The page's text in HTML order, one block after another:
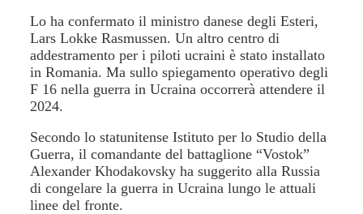
Lo ha confermato il ministro danese degli Esteri,
Lars Lokke Rasmussen. Un altro centro di
addestramento per i piloti ucraini è stato installato
in Romania. Ma sullo spiegamento operativo degli
F 16 nella guerra in Ucraina occorrerà attendere il
2024.
Secondo lo statunitense Istituto per lo Studio della
Guerra, il comandante del battaglione “Vostok”
Alexander Khodakovsky ha suggerito alla Russia
di congelare la guerra in Ucraina lungo le attuali
linee del fronte.